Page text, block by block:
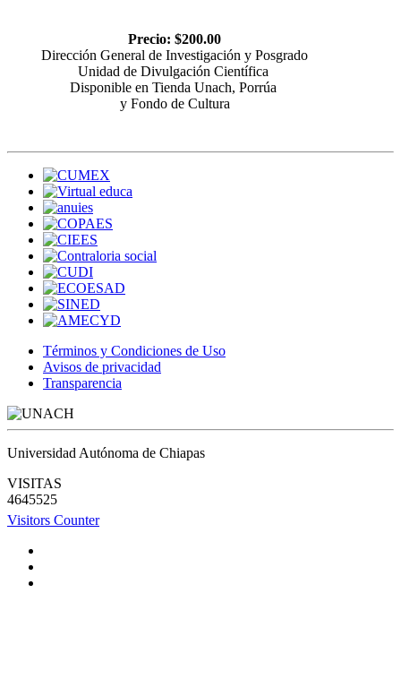
Precio: $200.00
Dirección General de Investigación y Posgrado
Unidad de Divulgación Científica
Disponible en Tienda Unach, Porrúa
y Fondo de Cultura
Términos y Condiciones de Uso
Avisos de privacidad
Transparencia
Universidad Autónoma de Chiapas
VISITAS
4645525
Visitors Counter